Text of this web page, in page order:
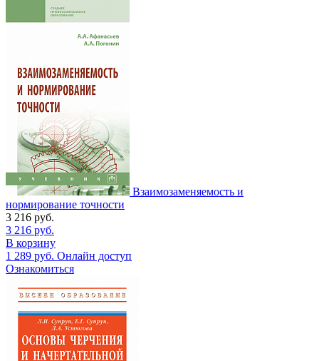
Взаимозаменяемость и
нормирование точности
3 216 руб.
3 216 руб.
В корзину
1 289 руб. Онлайн доступ
Ознакомиться